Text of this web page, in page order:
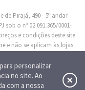
personalizar
no site. Ao
com a nossa
de Pirajá, 490 - 5º andar -
sob o nº 02.091.365/0001-
e condições deste site
e não se aplicam às lojas